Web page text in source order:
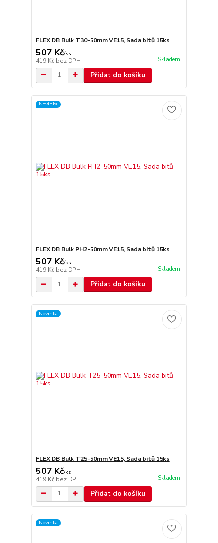
FLEX DB Bulk T30-50mm VE15, Sada bitů 15ks
507 Kč/ks
419 Kč bez DPH Skladem
Přidat do košíku
Novinka
FLEX DB Bulk PH2-50mm VE15, Sada bitů 15ks
507 Kč/ks
419 Kč bez DPH Skladem
Přidat do košíku
Novinka
FLEX DB Bulk T25-50mm VE15, Sada bitů 15ks
507 Kč/ks
419 Kč bez DPH Skladem
Přidat do košíku
Novinka